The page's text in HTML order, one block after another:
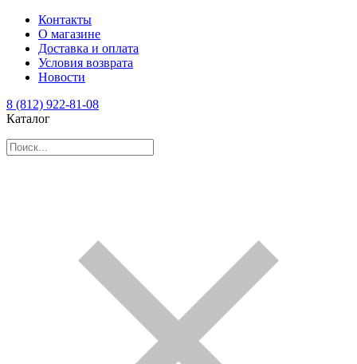
Контакты
О магазине
Доставка и оплата
Условия возврата
Новости
8 (812) 922-81-08
Каталог